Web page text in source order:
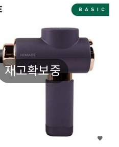
재고확보중